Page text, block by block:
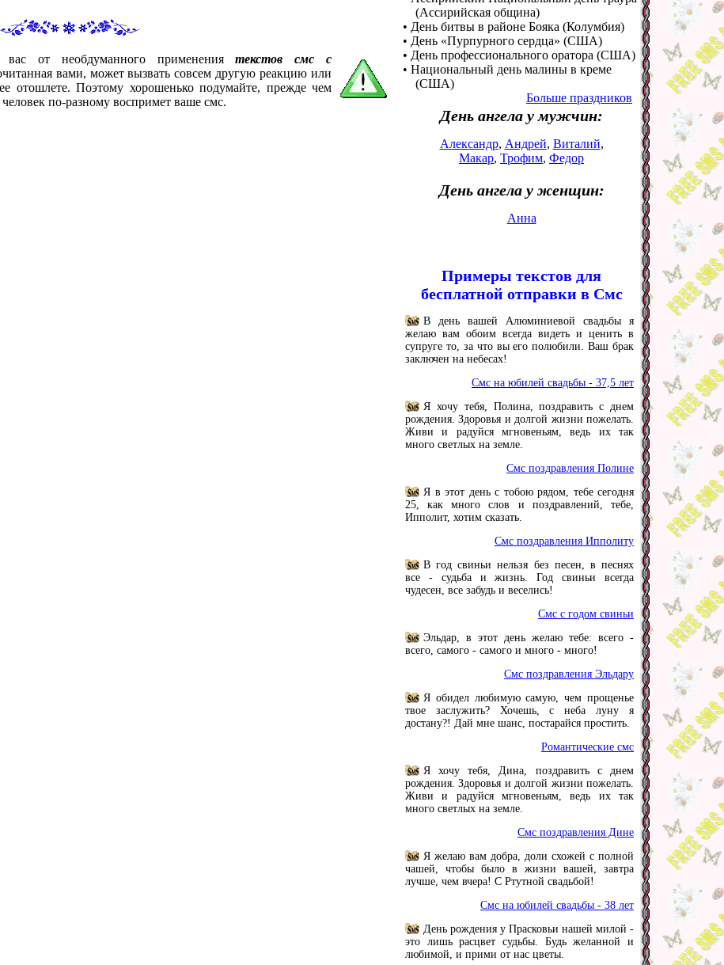
вас от необдуманного применениятекстов смс с
вами, может вызвать совсем другую реакцию или
отошлете. Поэтому хорошенько подумайте, прежде чем
по-разному воспримет ваше смс.
(Ассирийская община)
• День битвы в районе Бояка (Колумбия)
• День «Пурпурного сердца» (США)
• День профессионального оратора (США)
• Национальный день малины в креме
(США)
Больше праздников
День ангела у мужчин:
Александр, Андрей, Виталий,
Макар, Трофим, Федор
День ангела у женщин:
Анна
Примеры текстов для
бесплатной отправки в Смс
В день вашей Алюминиевой свадьбы я
желаю вам обоим всегда видеть и ценить в
супруге то, за что вы его полюбили. Ваш брак
заключен на небесах!
Смс на юбилей свадьбы - 37,5 лет
Я хочу тебя, Полина, поздравить с днем
рождения. Здоровья и долгой жизни пожелать.
Живи и радуйся мгновеньям, ведь их так
много светлых на земле.
Смс поздравления Полине
Я в этот день с тобою рядом, тебе сегодня
25, как много слов и поздравлений, тебе,
Ипполит, хотим сказать.
Смс поздравления Ипполиту
В год свиньи нельзя без песен, в песнях
все - судьба и жизнь. Год свиньи всегда
чудесен, все забудь и веселись!
Смс с годом свиньи
Эльдар, в этот день желаю тебе: всего -
всего, самого - самого и много - много!
Смс поздравления Эльдару
Я обидел любимую самую, чем прощенье
твое заслужить? Хочешь, с неба луну я
достану?! Дай мне шанс, постарайся простить.
Романтические смс
Я хочу тебя, Дина, поздравить с днем
рождения. Здоровья и долгой жизни пожелать.
Живи и радуйся мгновеньям, ведь их так
много светлых на земле.
Смс поздравления Дине
Я желаю вам добра, доли схожей с полной
чашей, чтобы было в жизни вашей, завтра
лучше, чем вчера! С Ртутной свадьбой!
Смс на юбилей свадьбы - 38 лет
День рождения у Прасковьи нашей милой -
это лишь расцвет судьбы. Будь желанной и
любимой, и прими от нас цветы.